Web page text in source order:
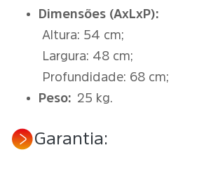
Dimensões (AxLxP):
Altura: 54 cm;
Largura: 48 cm;
Profundidade: 68 cm;
Peso: 25 kg.
Garantia: